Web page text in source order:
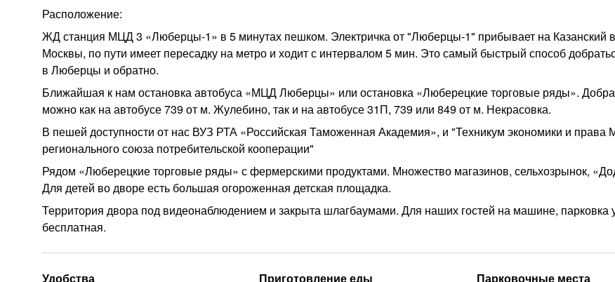
Расположение:
ЖД станция МЦД 3 «Люберцы-1» в 5 минутах пешком. Электричка от "Люберцы-1" прибывает на Казанский
Москвы, по пути имеет пересадку на метро и ходит с интервалом 5 мин. Это самый быстрый способ
в Люберцы и обратно.
Ближайшая к нам остановка автобуса «МЦД Люберцы» или остановка «Люберецкие торговые ряды».
можно как на автобусе 739 от м. Жулебино, так и на автобусе 31П, 739 или 849 от м. Некрасовка.
В пешей доступности от нас ВУЗ РТА «Российская Таможенная Академия», и "Техникум экономики и права
регионального союза потребительской кооперации"
Рядом «Люберецкие торговые ряды» с фермерскими продуктами. Множество магазинов, сельхозрынок,
Для детей во дворе есть большая огороженная детская площадка.
Территория двора под видеонаблюдением и закрыта шлагбаумами. Для наших гостей на машине, парковка
бесплатная.
Удобства
Приготовление еды
Парковочные места